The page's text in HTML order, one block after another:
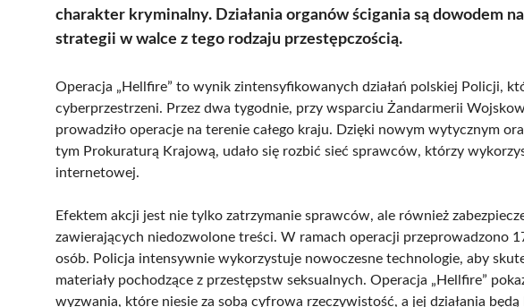
charakter kryminalny. Działania organów ścigania są dowodem
strategii w walce z tego rodzaju przestępczością.
Operacja „Hellfire” to wynik zintensyfikowanych działań polskiej Policji,
cyberprzestrzeni. Przez dwa tygodnie, przy wsparciu Żandarmerii
prowadziło operacje na terenie całego kraju. Dzięki nowym wytycznym
tym Prokuraturą Krajową, udało się rozbić sieć sprawców, którzy
internetowej.
Efektem akcji jest nie tylko zatrzymanie sprawców, ale również
zawierających niedozwolone treści. W ramach operacji przeprowadzono
osób. Policja intensywnie wykorzystuje nowoczesne technologie, aby
materiały pochodzące z przestępstw seksualnych. Operacja „Hellfire”
wyzwania, które niesie za sobą cyfrowa rzeczywistość, a jej działania